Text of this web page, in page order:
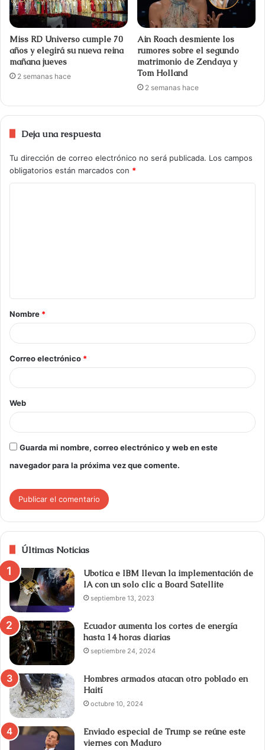
Miss RD Universo cumple 70
años y elegirá su nueva reina
mañana jueves
2 semanas hace
Ain Roach desmiente los
rumores sobre el segundo
matrimonio de Zendaya y
Tom Holland
2 semanas hace
Deja una respuesta
Tu dirección de correo electrónico no será publicada. Los campos
obligatorios están marcados con *
Nombre *
Correo electrónico *
Web
Guarda mi nombre, correo electrónico y web en este
navegador para la próxima vez que comente.
Últimas Noticias
Ubotica e IBM llevan la implementación de
IA con un solo clic a Board Satellite
septiembre 13, 2023
Ecuador aumenta los cortes de energía
hasta 14 horas diarias
septiembre 24, 2024
Hombres armados atacan otro poblado en
Haití
octubre 10, 2024
Enviado especial de Trump se reúne este
viernes con Maduro